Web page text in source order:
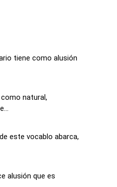
tiene como alusión
natural,
este vocablo abarca,
alusión que es